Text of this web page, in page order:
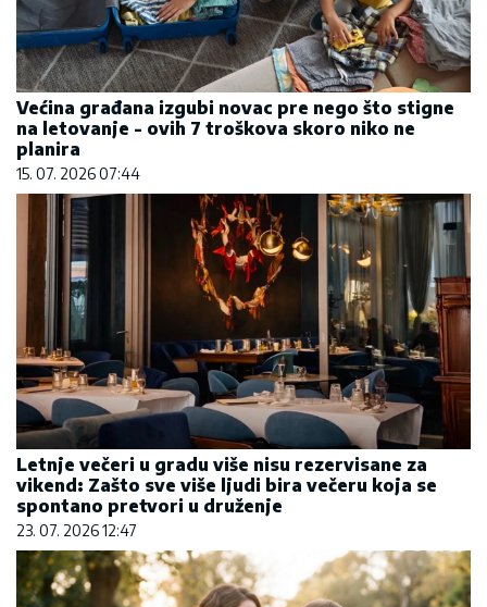
Većina građana izgubi novac pre nego što stigne
na letovanje - ovih 7 troškova skoro niko ne
planira
15. 07. 2026 07:44
Letnje večeri u gradu više nisu rezervisane za
vikend: Zašto sve više ljudi bira večeru koja se
spontano pretvori u druženje
23. 07. 2026 12:47